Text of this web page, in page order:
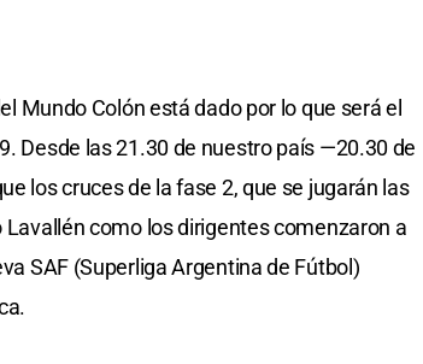
Mundo Colón está dado por lo que será el
Desde las 21.30 de nuestro país —20.30 de
los cruces de la fase 2, que se jugarán las
como los dirigentes comenzaron a
SAF (Superliga Argentina de Fútbol)